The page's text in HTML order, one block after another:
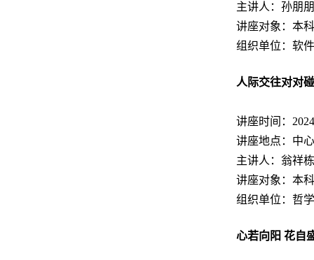
主讲人：孙朋朋
讲座对象：本
组织单位：软
人际交往对对碰
讲座时间：
讲座地点：中
主讲人：翁祥栋
讲座对象：本
组织单位：哲
心若向阳 花自